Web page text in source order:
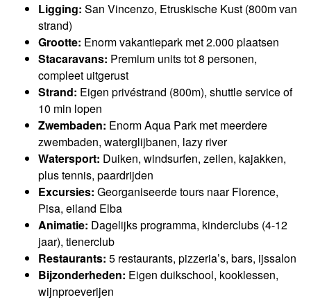
Ligging: San Vincenzo, Etruskische Kust (800m van
strand)
Grootte: Enorm vakantiepark met 2.000 plaatsen
Stacaravans: Premium units tot 8 personen,
compleet uitgerust
Strand: Eigen privéstrand (800m), shuttle service of
10 min lopen
Zwembaden: Enorm Aqua Park met meerdere
zwembaden, waterglijbanen, lazy river
Watersport: Duiken, windsurfen, zeilen, kajakken,
plus tennis, paardrijden
Excursies: Georganiseerde tours naar Florence,
Pisa, eiland Elba
Animatie: Dagelijks programma, kinderclubs (4-12
jaar), tienerclub
Restaurants: 5 restaurants, pizzeria’s, bars, ijssalon
Bijzonderheden: Eigen duikschool, kooklessen,
wijnproeverijen